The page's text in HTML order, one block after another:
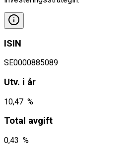
ISIN
SE0000885089
Utv. i år
10,47 %
Total avgift
0,43 %